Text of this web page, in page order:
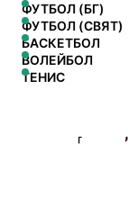
ФУТБОЛ (БГ)
ФУТБОЛ (СВЯТ)
БАСКЕТБОЛ
ВОЛЕЙБОЛ
ТЕНИС